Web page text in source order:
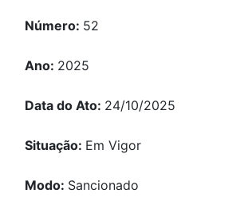
Número: 52
Ano: 2025
Data do Ato: 24/10/2025
Situação: Em Vigor
Modo: Sancionado